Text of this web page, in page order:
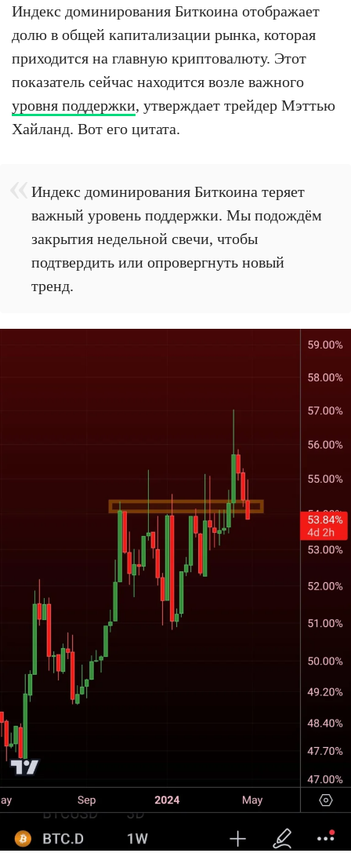
Индекс доминирования Биткоина отображает
долю в общей капитализации рынка, которая
приходится на главную криптовалюту. Этот
показатель сейчас находится возле важного
уровня поддержки, утверждает трейдер Мэттью
Хайланд. Вот его цитата.
Индекс доминирования Биткоина теряет
важный уровень поддержки. Мы подождём
закрытия недельной свечи, чтобы
подтвердить или опровергнуть новый
тренд.